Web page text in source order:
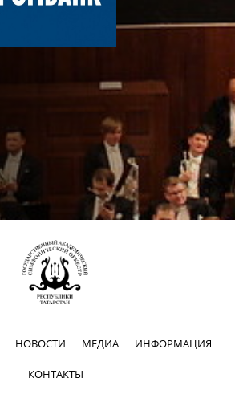
НОВОСТИ МЕДИА ИНФОРМАЦИЯ
КОНТАКТЫ